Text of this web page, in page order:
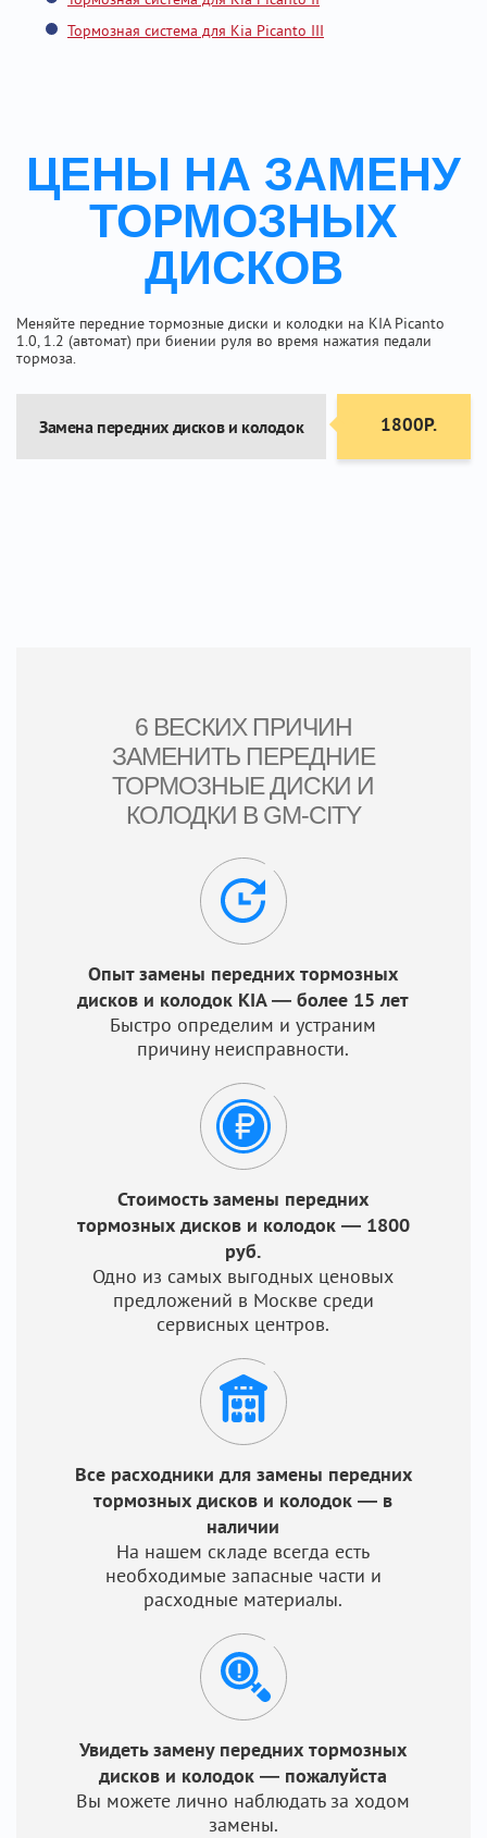
Тормозная система для Kia Picanto III
ЦЕНЫ НА ЗАМЕНУ
ТОРМОЗНЫХ
ДИСКОВ
Меняйте передние тормозные диски и колодки на KIA Picanto
1.0, 1.2 (автомат) при биении руля во время нажатия педали
тормоза.
Замена передних дисков и колодок 1800Р.
6 ВЕСКИХ ПРИЧИН
ЗАМЕНИТЬ ПЕРЕДНИЕ
ТОРМОЗНЫЕ ДИСКИ И
КОЛОДКИ В GM-CITY
Опыт замены передних тормозных
дисков и колодок KIA — более 15 лет
Быстро определим и устраним
причину неисправности.
Стоимость замены передних
тормозных дисков и колодок — 1800
руб.
Одно из самых выгодных ценовых
предложений в Москве среди
сервисных центров.
Все расходники для замены передних
тормозных дисков и колодок — в
наличии
На нашем складе всегда есть
необходимые запасные части и
расходные материалы.
Увидеть замену передних тормозных
дисков и колодок — пожалуйста
Вы можете лично наблюдать за ходом
замены.